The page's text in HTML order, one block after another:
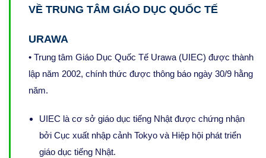
VỀ TRUNG TÂM GIÁO DỤC QUỐC TẾ
URAWA
• Trung tâm Giáo Dục Quốc Tế Urawa (UIEC) được thành
lập năm 2002, chính thức được thông báo ngày 30/9 hằng
năm.
UIEC là cơ sở giáo dục tiếng Nhật được chứng nhận
bởi Cục xuất nhập cảnh Tokyo và Hiệp hội phát triển
giáo dục tiếng Nhật.